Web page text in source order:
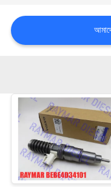
উদ্ধৃতির
জন্য
আবেদন
সাইট
ম্যাপ
PRIVACY
POLICY